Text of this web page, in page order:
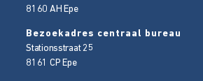
8160 AH Epe
Bezoekadres centraal bureau
Stationsstraat 25
8161 CP Epe